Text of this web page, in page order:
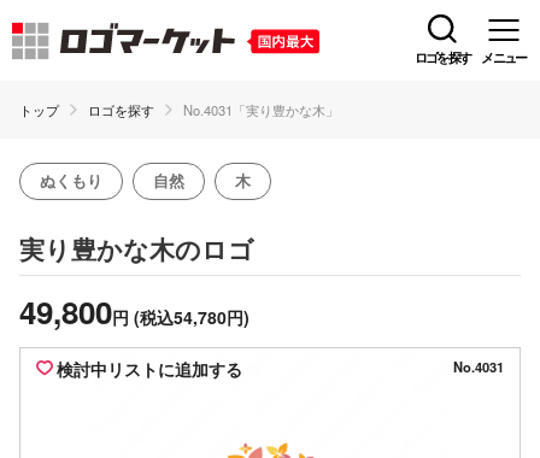
ロゴを探す メニュー
トップ ロゴを探す No.4031「実り豊かな木」
ぬくもり 自然 木
実り豊かな木のロゴ
49,800円 (税込54,780円)
検討中リストに追加する No.4031